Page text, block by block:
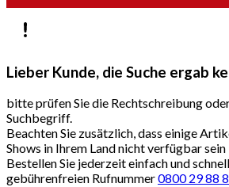
Lieber Kunde, die Suche ergab
bitte prüfen Sie die Rechtschreibung
Suchbegriff.
Beachten Sie zusätzlich, dass einige
Shows in Ihrem Land nicht verfügbar
Bestellen Sie jederzeit einfach und
gebührenfreien Rufnummer0800 29 88